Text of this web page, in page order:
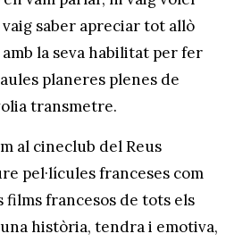
saber apreciar tot allò
la seva habilitat per fer
planeres plenes de
transmetre.
al cineclub del Reus
pel·lícules franceses com
films francesos de tots els
història, tendra i emotiva,